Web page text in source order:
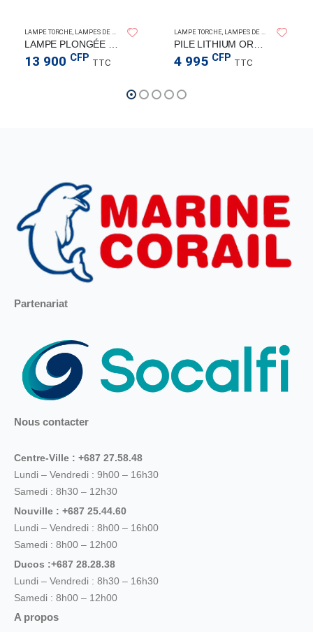
LAMPE TORCHE LAMPES DE PLONGÉE SPERAS LIGHT
13 900 CFP TTC
LAMPE TORCHE LAMPES DE PLONGÉE
4 995 CFP TTC
Partenariat
Nous contacter
Centre-Ville : +687 27.58.48
Lundi – Vendredi : 9h00 – 16h30
Samedi : 8h30 – 12h30
Nouville : +687 25.44.60
Lundi – Vendredi : 8h00 – 16h00
Samedi : 8h00 – 12h00
Ducos :+687 28.28.38
Lundi – Vendredi : 8h30 – 16h30
Samedi : 8h00 – 12h00
A propos